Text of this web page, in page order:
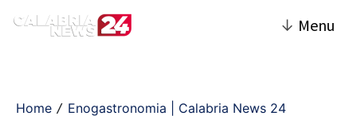
↓ Menu
Home / Enogastronomia | Calabria News 24